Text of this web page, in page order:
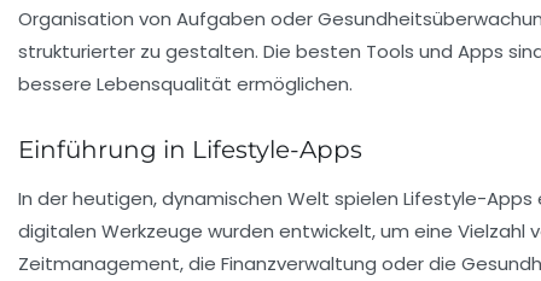
Organisation von Aufgaben oder
strukturierter zu gestalten. Die besten Tools und Apps
bessere Lebensqualität ermöglichen.
Einführung in Lifestyle-Apps
In der heutigen, dynamischen Welt spielen Lifestyle-Apps
digitalen Werkzeuge wurden entwickelt, um eine
Zeitmanagement, die Finanzverwaltung oder die